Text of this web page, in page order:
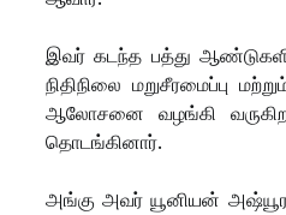
இவர் கடந்த பத்து
நிதிநிலை மறுசீரமைப்பு
ஆலோசனை வழங்கி
தொடங்கினார்.
அங்கு அவர் யூனியன்